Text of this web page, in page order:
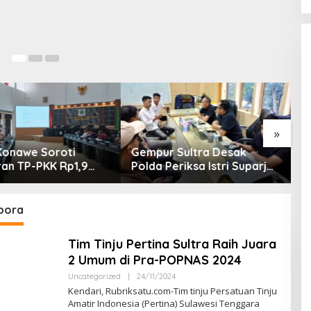
»
Sultra Desak
Istri Suparjo
Tahan
“Tak Ada yang Kebal
Hukum!” GEMPUR SULTRA
Geruduk Kantor Fajar S
Tim Tinju Pertina Sultra Raih Juara
2 Umum di Pra-POPNAS 2024
Uncategorized 24/11/2024O
L
E
H
Kendari, Rubriksatu.com-Tim tinju Persatuan Tinju
Amatir Indonesia (Pertina) Sulawesi Tenggara